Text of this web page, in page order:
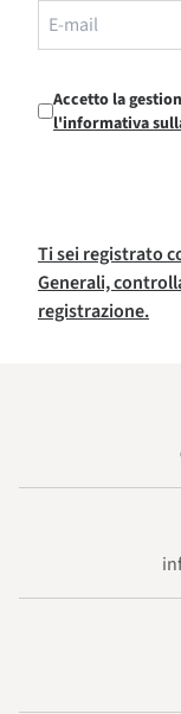
Accetto la
l'informativa
Ti sei registrato
Generali,
registrazione.